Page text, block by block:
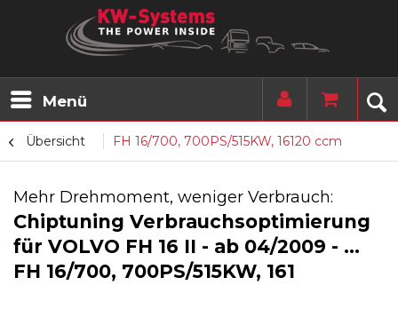
Menü
Übersicht FH 16/700, 700PS/515KW, 16120 ccm
Mehr Drehmoment, weniger Verbrauch:
Chiptuning Verbrauchsoptimierung
für VOLVO FH 16 II - ab 04/2009 - ...
FH 16/700, 700PS/515KW, 161